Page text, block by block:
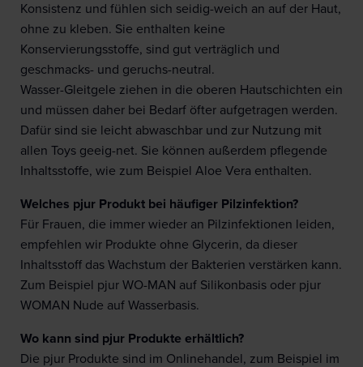
Konsistenz und fühlen sich seidig-weich an auf der Haut,
ohne zu kleben. Sie enthalten keine
Konservierungsstoffe, sind gut verträglich und
geschmacks- und geruchs-neutral.
Wasser-Gleitgele ziehen in die oberen Hautschichten ein
und müssen daher bei Bedarf öfter aufgetragen werden.
Dafür sind sie leicht abwaschbar und zur Nutzung mit
allen Toys geeig-net. Sie können außerdem pflegende
Inhaltsstoffe, wie zum Beispiel Aloe Vera enthalten.
Welches pjur Produkt bei häufiger Pilzinfektion?
Für Frauen, die immer wieder an Pilzinfektionen leiden,
empfehlen wir Produkte ohne Glycerin, da dieser
Inhaltsstoff das Wachstum der Bakterien verstärken kann.
Zum Beispiel pjur WO-MAN auf Silikonbasis oder pjur
WOMAN Nude auf Wasserbasis.
Wo kann sind pjur Produkte erhältlich?
Die pjur Produkte sind im Onlinehandel, zum Beispiel im